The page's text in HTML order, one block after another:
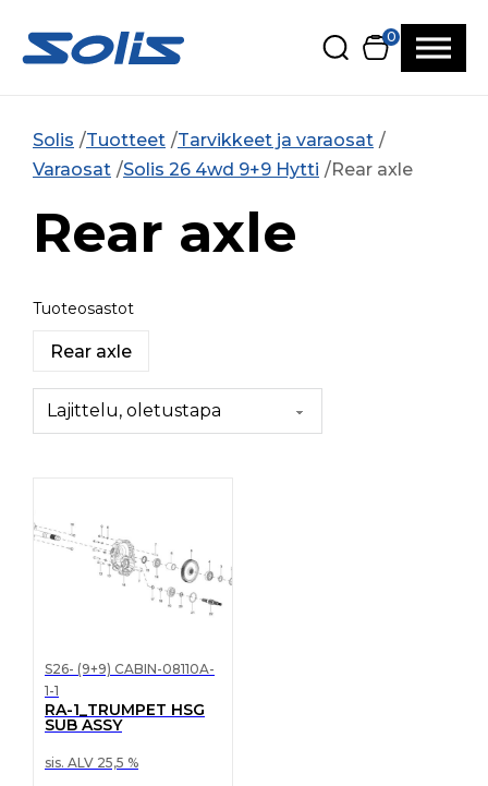
0
Solis Tuotteet
Tarvikkeet ja varaosat
Varaosat Solis 26 4wd 9+9 Hytti Rear axle
Rear axle
Tuoteosastot
Rear axle
S26- (9+9) CABIN-08110A-
1-1
RA-1_TRUMPET HSG
SUB ASSY
sis. ALV 25,5 %